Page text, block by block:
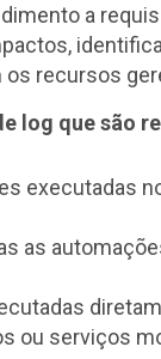
a
recursos
log que são
executadas
as
ou serviços